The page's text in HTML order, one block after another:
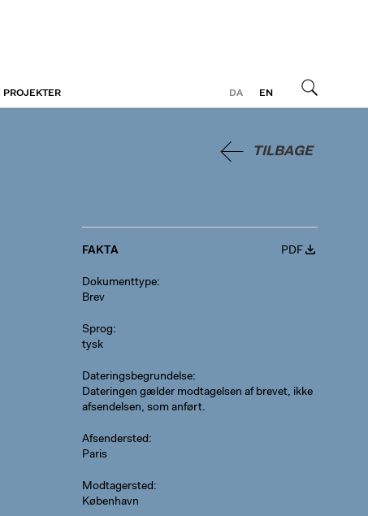
DA
EN
PROJEKTER
TILBAGE
FAKTA PDF
Dokumenttype
Brev
Sprog
tysk
Dateringsbegrundelse
Dateringen gælder modtagelsen af brevet, ikke
afsendelsen, som anført.
Afsendersted
Paris
Modtagersted
København